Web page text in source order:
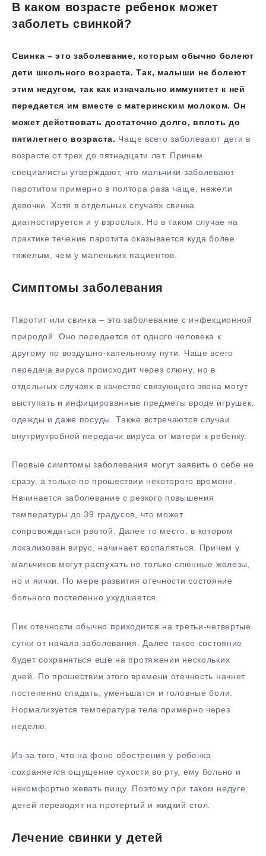
В каком возрасте ребенок может
заболеть свинкой?
Свинка – это заболевание, которым обычно болеют
дети школьного возраста. Так, малыши не болеют
этим недугом, так как изначально иммунитет к ней
передается им вместе с материнским молоком. Он
может действовать достаточно долго, вплоть до
пятилетнего возраста. Чаще всего заболевают дети в
возрасте от трех до пятнадцати лет. Причем
специалисты утверждают, что мальчики заболевают
паротитом примерно в полтора раза чаще, нежели
девочки. Хотя в отдельных случаях свинка
диагностируется и у взрослых. Но в таком случае на
практике течение паротита оказывается куда более
тяжелым, чем у маленьких пациентов.
Симптомы заболевания
Паротит или свинка – это заболевание с инфекционной
природой. Оно передается от одного человека к
другому по воздушно-капельному пути. Чаще всего
передача вируса происходит через слюну, но в
отдельных случаях в качестве связующего звена могут
выступать и инфицированные предметы вроде игрушек,
одежды и даже посуды. Также встречаются случаи
внутриутробной передачи вируса от матери к ребенку.
Первые симптомы заболевания могут заявить о себе не
сразу, а только по прошествии некоторого времени.
Начинается заболевание с резкого повышения
температуры до 39 градусов, что может
сопровождаться рвотой. Далее то место, в котором
локализован вирус, начинает воспаляться. Причем у
мальчиков могут распухать не только слюнные железы,
но и яички. По мере развития отечности состояние
больного постепенно ухудшается.
Пик отечности обычно приходится на третьи-четвертые
сутки от начала заболевания. Далее такое состояние
будет сохраняться еще на протяжении нескольких
дней. По прошествии этого времени отечность начнет
постепенно спадать, уменьшатся и головные боли.
Нормализуется температура тела примерно через
неделю.
Из-за того, что на фоне обострения у ребенка
сохраняется ощущение сухости во рту, ему больно и
некомфортно жевать пищу. Поэтому при таком недуге,
детей переводят на протертый и жидкий стол.
Лечение свинки у детей